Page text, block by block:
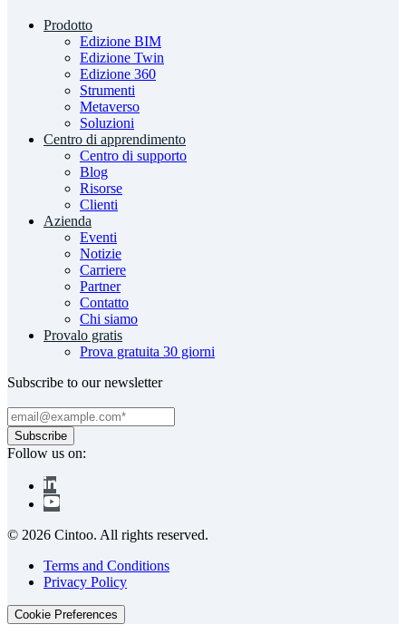
Prodotto
Edizione BIM
Edizione Twin
Edizione 360
Strumenti
Metaverso
Soluzioni
Centro di apprendimento
Centro di supporto
Blog
Risorse
Clienti
Azienda
Eventi
Notizie
Carriere
Partner
Contatto
Chi siamo
Provalo gratis
Prova gratuita 30 giorni
Subscribe to our newsletter
Follow us on:
© 2026 Cintoo. All rights reserved.
Terms and Conditions
Privacy Policy
Cookie Preferences